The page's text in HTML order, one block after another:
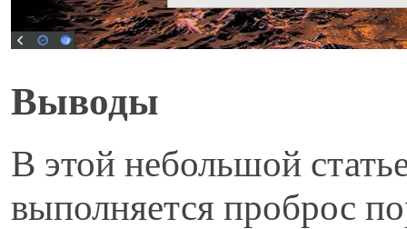
Выводы
В этой небольшой
выполняется проброс